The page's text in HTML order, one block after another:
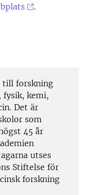
.
till forskning
fysik, kemi,
Det är
som
45 år
utses
Stiftelse för
forskning